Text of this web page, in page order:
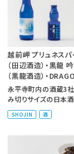
越前岬 プリュネスパ
（田辺酒造）・黒龍
（黒龍酒造）・
永平寺町内の酒蔵3
み切りサイズの日本
品としても人気があり
の梅酵母を使用した「
SHOJIN 酒